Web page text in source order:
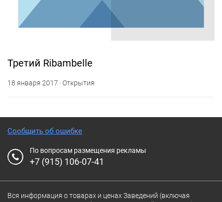
Третий Ribambelle
18 января 2017 · Открытия
Сообщить об ошибке
По вопросам размещения рекламы
+7 (915) 106-07-41
Вся информация о товарах и ценах Заведений (включая